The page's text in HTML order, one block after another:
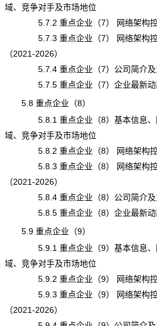
域、竞争对手及市场地位
5.7.2 重点企业（7） 网络架构控
5.7.3 重点企业（7） 网络架构控
（2021-2026）
5.7.4 重点企业（7）公司简介及
5.7.5 重点企业（7）企业最新动
5.8 重点企业（8）
5.8.1 重点企业（8）基本信息、网
域、竞争对手及市场地位
5.8.2 重点企业（8） 网络架构控
5.8.3 重点企业（8） 网络架构控
（2021-2026）
5.8.4 重点企业（8）公司简介及
5.8.5 重点企业（8）企业最新动
5.9 重点企业（9）
5.9.1 重点企业（9）基本信息、网
域、竞争对手及市场地位
5.9.2 重点企业（9） 网络架构控
5.9.3 重点企业（9） 网络架构控
（2021-2026）